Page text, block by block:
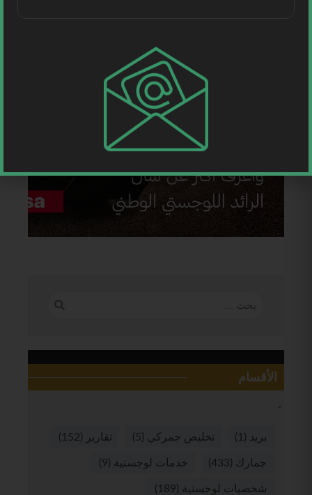
الأقسام
بريد (1) تخليص جمركي (5) تقارير (152)
جمارك (433) خدمات لوجستية (9)
شخصيات لوجستية (189)